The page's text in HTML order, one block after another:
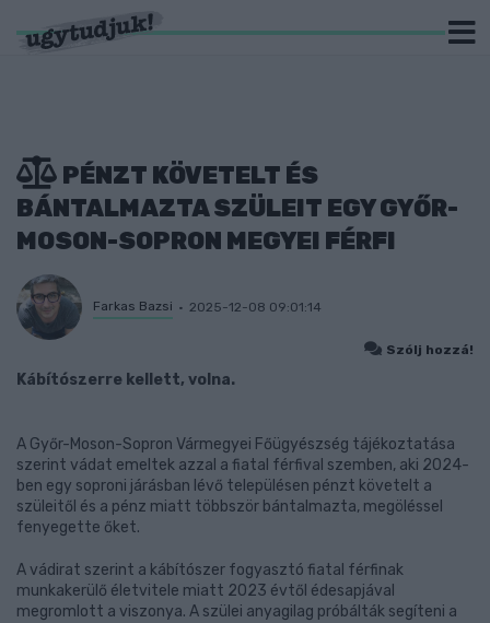
PÉNZT KÖVETELT ÉS
BÁNTALMAZTA SZÜLEIT EGY GYŐR-
MOSON-SOPRON MEGYEI FÉRFI
Farkas Bazsi 2025-12-08 09:01:14
Szólj hozzá!
Kábítószerre kellett, volna.
A Győr-Moson-Sopron Vármegyei Főügyészség tájékoztatása
szerint vádat emeltek azzal a fiatal férfival szemben, aki 2024-
ben egy soproni járásban lévő településen pénzt követelt a
szüleitől és a pénz miatt többször bántalmazta, megöléssel
fenyegette őket.
A vádirat szerint a kábítószer fogyasztó fiatal férfinak
munkakerülő életvitele miatt 2023 évtől édesapjával
megromlott a viszonya. A szülei anyagilag próbálták segíteni a